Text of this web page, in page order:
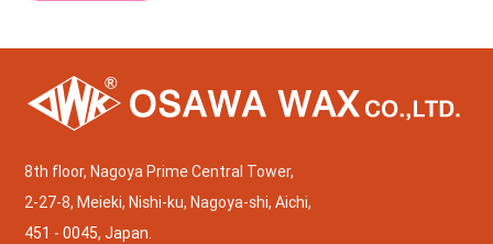
8th floor, Nagoya Prime Central Tower,
2-27-8, Meieki, Nishi-ku, Nagoya-shi, Aichi,
451 - 0045, Japan.